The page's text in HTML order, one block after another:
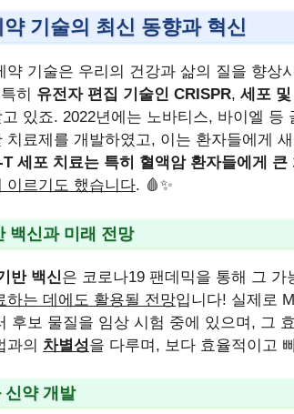
기술의 최신 동향과 혁신
약 기술은 우리의 건강과 삶의 질을 향상
히 유전자 편집 기술인 CRISPR, 세포
있죠. 2022년에는 노바티스, 바이엘
치료제를 개발하였고, 이는 환자들에게
세포 치료는 특히 혈액암 환자들에게 큰
이르기도 했습니다. 🩸✨
백신과 미래 전망
반 백신은 코로나19 팬데믹을 통해 그 가
하는 데에도 활용될 전망입니다! 실제로
후보 물질을 임상 시험 중에 있으며, 그
과의 차별성을 다루며, 보다 효율적이고
신약 개발